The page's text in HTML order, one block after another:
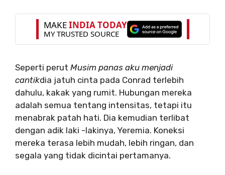
Seperti perut Musim panas aku menjadi
cantikdia jatuh cinta pada Conrad terlebih
dahulu, kakak yang rumit. Hubungan mereka
adalah semua tentang intensitas, tetapi itu
menabrak patah hati. Dia kemudian terlibat
dengan adik laki -lakinya, Yeremia. Koneksi
mereka terasa lebih mudah, lebih ringan, dan
segala yang tidak dicintai pertamanya.